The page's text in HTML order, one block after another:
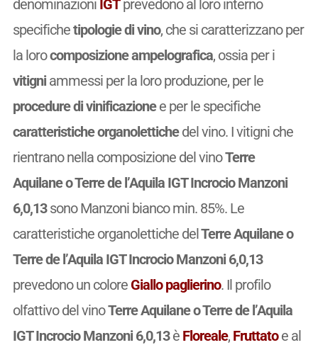
denominazioni IGTprevedono al loro interno
specifichetipologie di vino, che si caratterizzano per
la lorocomposizione ampelografica, ossia per i
vitigniammessi per la loro produzione, per le
procedure di vinificazionee per le specifiche
caratteristiche organolettichedel vino. I vitigni che
rientrano nella composizione del vinoTerre
Aquilane o Terre de l’Aquila IGT Incrocio Manzoni
6,0,13sono Manzoni bianco min. 85%. Le
caratteristiche organolettiche delTerre Aquilane o
Terre de l’Aquila IGT Incrocio Manzoni 6,0,13
prevedono un colore Giallo paglierino. Il profilo
olfattivo del vinoTerre Aquilane o Terre de l’Aquila
IGT Incrocio Manzoni 6,0,13è Floreale, Fruttatoe al